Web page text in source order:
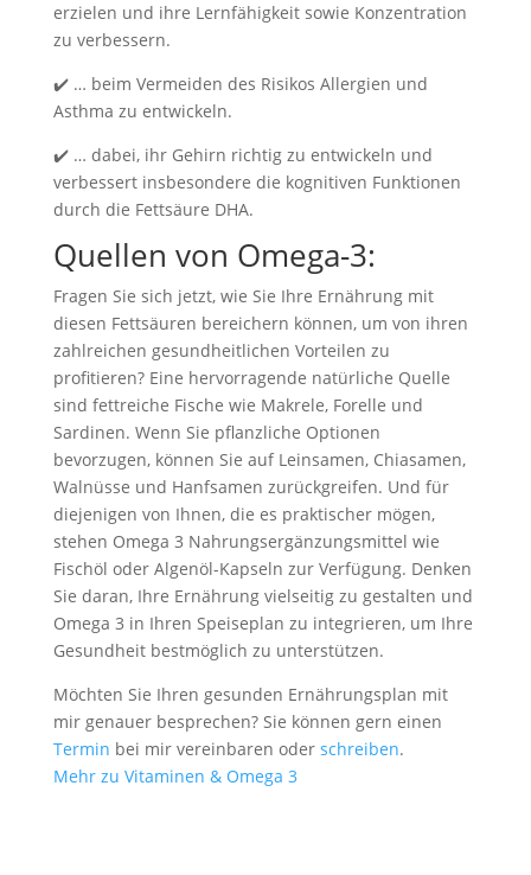
erzielen und ihre Lernfähigkeit sowie Konzentration
zu verbessern.
✔️ … beim Vermeiden des Risikos Allergien und
Asthma zu entwickeln.
✔️ … dabei, ihr Gehirn richtig zu entwickeln und
verbessert insbesondere die kognitiven Funktionen
durch die Fettsäure DHA.
Quellen von Omega-3:
Fragen Sie sich jetzt, wie Sie Ihre Ernährung mit
diesen Fettsäuren bereichern können, um von ihren
zahlreichen gesundheitlichen Vorteilen zu
profitieren? Eine hervorragende natürliche Quelle
sind fettreiche Fische wie Makrele, Forelle und
Sardinen. Wenn Sie pflanzliche Optionen
bevorzugen, können Sie auf Leinsamen, Chiasamen,
Walnüsse und Hanfsamen zurückgreifen. Und für
diejenigen von Ihnen, die es praktischer mögen,
stehen Omega 3 Nahrungsergänzungsmittel wie
Fischöl oder Algenöl-Kapseln zur Verfügung. Denken
Sie daran, Ihre Ernährung vielseitig zu gestalten und
Omega 3 in Ihren Speiseplan zu integrieren, um Ihre
Gesundheit bestmöglich zu unterstützen.
Möchten Sie Ihren gesunden Ernährungsplan mit
mir genauer besprechen? Sie können gern einen
Termin bei mir vereinbaren oder schreiben.
Mehr zu Vitaminen & Omega 3